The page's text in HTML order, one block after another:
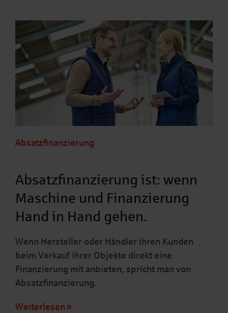
Absatzfinanzierung
Absatzfinanzierung ist: wenn
Maschine und Finanzierung
Hand in Hand gehen.
Wenn Hersteller oder Händler ihren Kunden
beim Verkauf ihrer Objekte direkt eine
Finanzierung mit anbieten, spricht man von
Absatzfinanzierung.
Weiterlesen